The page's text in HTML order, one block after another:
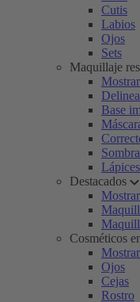
Cutis
Labios
Ojos
Sets
Maquillaje
Base
Destacados
Cosméticos
Ojos
Cejas
Rostro